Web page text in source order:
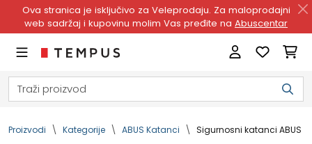
Ova stranica je isključivo za Veleprodaju. Za maloprodajni
web sadržaj i kupovinu molim Vas pređite na Abuscentar
Proizvodi Kategorije ABUS Katanci Sigurnosni katanci ABUS